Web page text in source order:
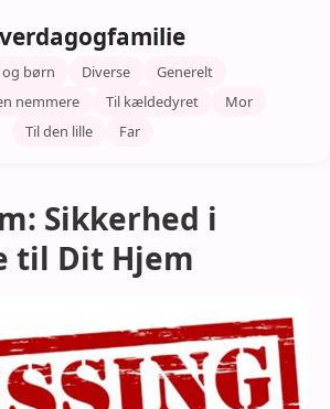
og børn Diverse
Generelt
nemmere
Til kældedyret
Mor
Til den lille
Far
Sikkerhed i
til Dit Hjem